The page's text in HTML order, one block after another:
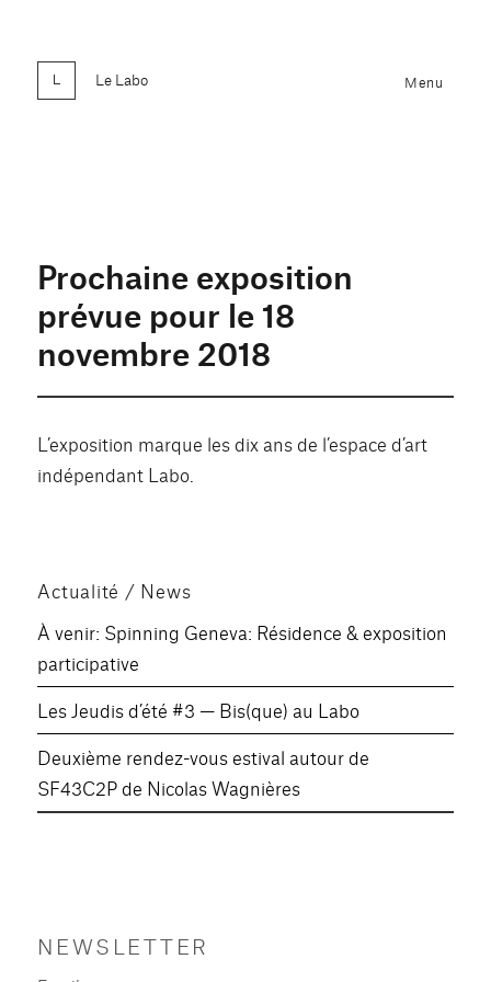
Le Labo Menu
Prochaine exposition
prévue pour le 18
novembre 2018
L’exposition marque les dix ans de l’espace d’art
indépendant Labo.
Actualité / News
À venir: Spinning Geneva: Résidence & exposition
participative
Les Jeudis d’été #3 — Bis(que) au Labo
Deuxième rendez-vous estival autour de
SF43C2P de Nicolas Wagnières
NEWSLETTER